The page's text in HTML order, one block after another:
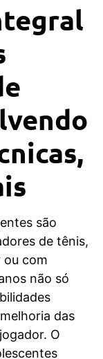
são
de tênis,
ou com
não só
das
O